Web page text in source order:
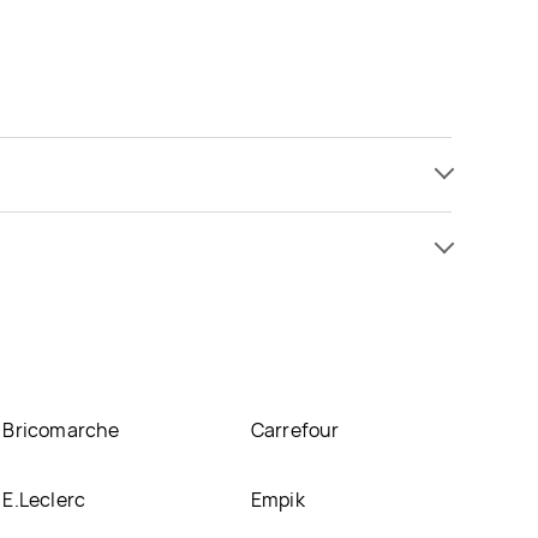
Bricomarche Carrefour
E.Leclerc Empik